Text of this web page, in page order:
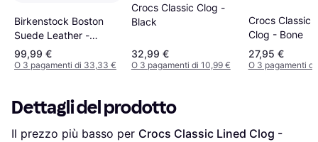
Birkenstock Boston
Suede Leather -
Faded Khaki
99,99 €
O 3 pagamenti di 33,33 €
Crocs Classic Clog -
Black
32,99 €
O 3 pagamenti di 10,99 €
Crocs Classic
Clog - Bone
27,95 €
O 3 pagamenti di
Dettagli del prodotto
Il prezzo più basso per Crocs Classic Lined Clog -